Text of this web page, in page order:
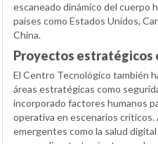
escaneado dinámico del cuerpo
países como Estados Unidos,
China.
Proyectos estratégicos
El Centro Tecnológico también
áreas estratégicas como
incorporado factores humanos
operativa en escenarios críticos.
emergentes como la salud